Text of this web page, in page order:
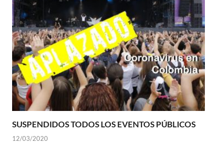
SUSPENDIDOS TODOS LOS EVENTOS PÚBLICOS
12/03/2020